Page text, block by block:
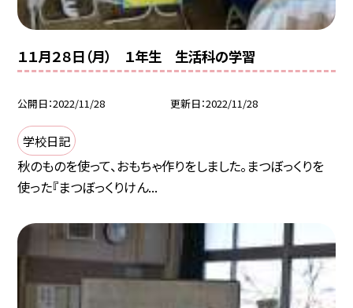
１１月２８日（月） １年生 生活科の学習
公開日 2022/11/28 更新日 2022/11/28
学校日記
秋のものを使って、おもちゃ作りをしました。まつぼっくりを
使った『まつぼっくりけん...